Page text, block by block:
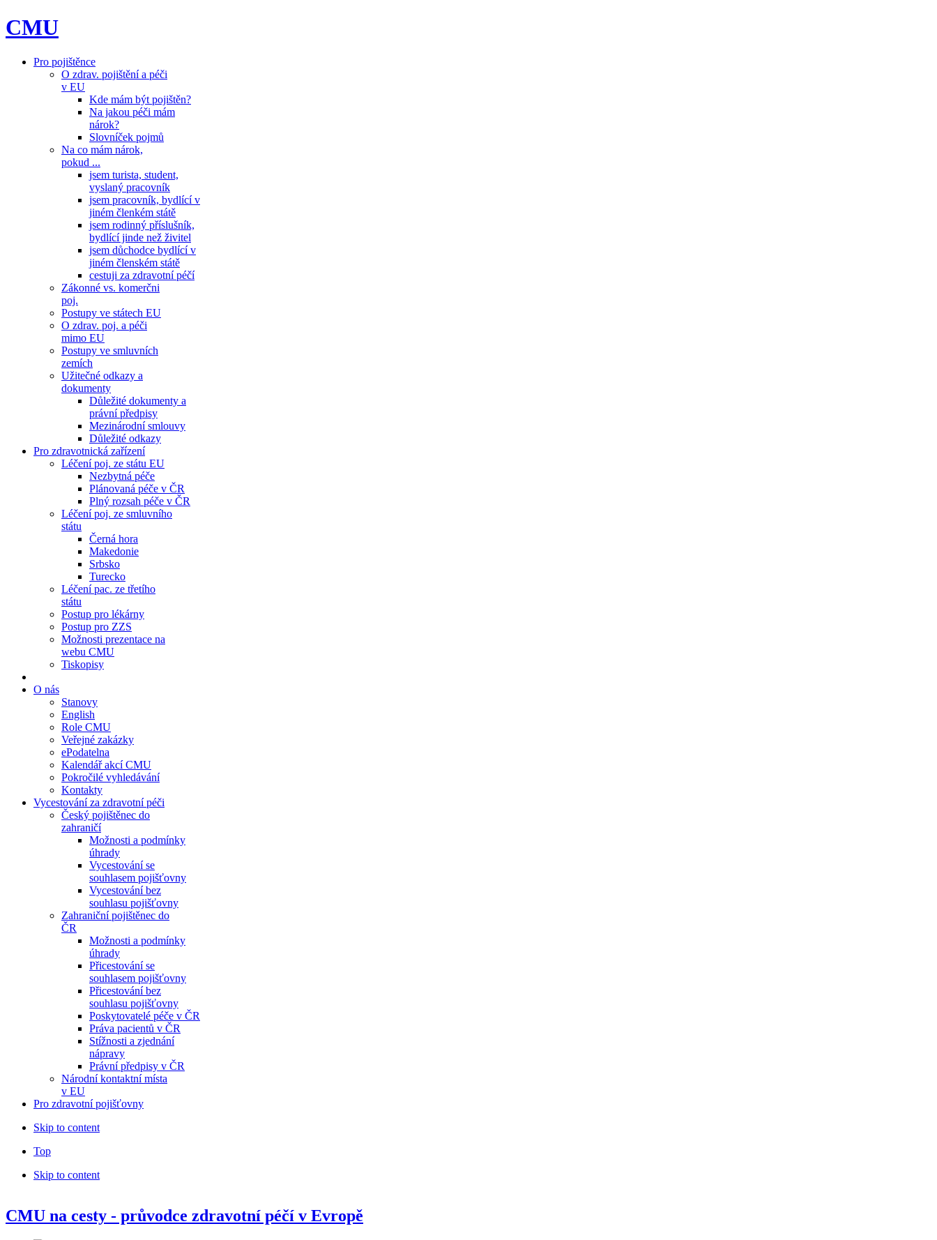
CMU
Pro pojištěnce
O zdrav. pojištění a péči
v EU
Kde mám být pojištěn?
Na jakou péči mám
nárok?
Slovníček pojmů
Na co mám nárok,
pokud ...
jsem turista, student,
vyslaný pracovník
jsem pracovník, bydlící v
jiném členkém státě
jsem rodinný příslušník,
bydlící jinde než živitel
jsem důchodce bydlící v
jiném členském státě
cestuji za zdravotní péčí
Zákonné vs. komerčni
poj.
Postupy ve státech EU
O zdrav. poj. a péči
mimo EU
Postupy ve smluvních
zemích
Užitečné odkazy a
dokumenty
Důležité dokumenty a
právní předpisy
Mezinárodní smlouvy
Důležité odkazy
Pro zdravotnická zařízení
Léčení poj. ze státu EU
Nezbytná péče
Plánovaná péče v ČR
Plný rozsah péče v ČR
Léčení poj. ze smluvního
státu
Černá hora
Makedonie
Srbsko
Turecko
Léčení pac. ze třetího
státu
Postup pro lékárny
Postup pro ZZS
Možnosti prezentace na
webu CMU
Tiskopisy
O nás
Stanovy
English
Role CMU
Veřejné zakázky
ePodatelna
Kalendář akcí CMU
Pokročilé vyhledávání
Kontakty
Vycestování za zdravotní péči
Český pojištěnec do
zahraničí
Možnosti a podmínky
úhrady
Vycestování se
souhlasem pojišťovny
Vycestování bez
souhlasu pojišťovny
Zahraniční pojištěnec do
ČR
Možnosti a podmínky
úhrady
Přicestování se
souhlasem pojišťovny
Přicestování bez
souhlasu pojišťovny
Poskytovatelé péče v ČR
Práva pacientů v ČR
Stížnosti a zjednání
nápravy
Právní předpisy v ČR
Národní kontaktní místa
v EU
Pro zdravotní pojišťovny
Skip to content
Top
Skip to content
CMU na cesty - průvodce zdravotní péčí v Evropě